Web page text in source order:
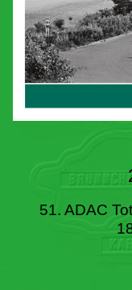
51. ADAC